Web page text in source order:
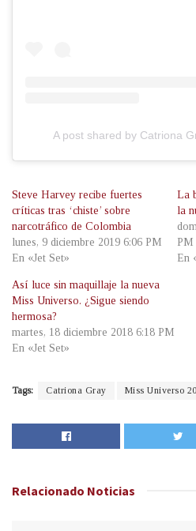
A post shared by Catriona
Steve Harvey recibe fuertes
críticas tras ‘chiste’ sobre
narcotráfico de Colombia
lunes, 9 diciembre 2019 6:06 PM
En «Jet Set»
La
la
PM
En
Así luce sin maquillaje la nueva
Miss Universo. ¿Sigue siendo
hermosa?
martes, 18 diciembre 2018 6:18 PM
En «Jet Set»
Tags: Catriona Gray Miss Universo
Relacionado Noticias